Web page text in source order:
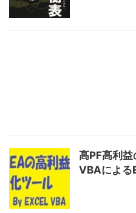
高PF高利益
VBAによる